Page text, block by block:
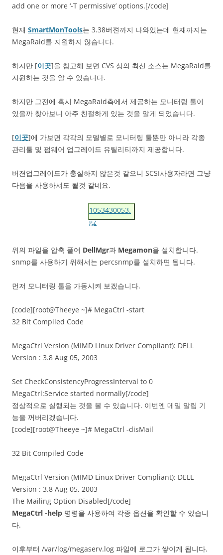
add one or more ‘-T permissive’ options.[/code]
현재 SmartMonTools는 3.38버젼까지 나와있는데 현재까지는
MegaRaid를 지원하지 않습니다.
하지만 [이곳]을 참고해 보면 CVS 상의 최신 소스는 MegaRaid를
지원하는 것을 알 수 있습니다.
하지만 그전에 혹시 MegaRaid측에서 제공하는 모니터링 툴이
있을까 찾아보니 아주 친절하게 있는 것을 알게 되었습니다.
[이곳]에 가보면 각각의 모델별로 모니터링 툴뿐만 아니라 각종
관리툴 및 펌웨어 업그레이드 유틸리티까지 제공합니다.
버젼업그레이드가 충실하지 않은것 같으니 SCSI사용자라면 그냥
다음을 사용하셔도 될것 같네요.
1053430053.
gz
위의 파일을 압축 풀어 DellMgr과 Megamon을 설치합니다.
snmp를 사용하기 위해서는 percsnmp를 설치하면 됩니다.
먼저 모니터링 툴을 가동시켜 보겠습니다.
[code][root@Theeye ~]# MegaCtrl -start
32 Bit Compiled Code
MegaCtrl Version (MIMD Linux Driver Compliant): DELL
Version : 3.8 Aug 05, 2003
Set CheckConsistencyProgressInterval to 0
MegaCtrl:Service started normally[/code]
정상적으로 실행되는 것을 볼 수 있습니다. 이번엔 메일 알림 기
능을 꺼버리겠습니다.
[code][root@Theeye ~]# MegaCtrl -disMail
32 Bit Compiled Code
MegaCtrl Version (MIMD Linux Driver Compliant): DELL
Version : 3.8 Aug 05, 2003
The Mailing Option Disabled[/code]
MegaCtrl -help 명령을 사용하여 각종 옵션을 확인할 수 있습니
다.
이후부터 /var/log/megaserv.log 파일에 로그가 쌓이게 됩니다.